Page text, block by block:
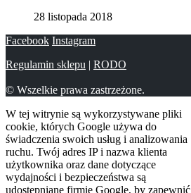
28 listopada 2018
Facebook Instagram
Regulamin sklepu | RODO
© Wszelkie prawa zastrzeżone.
W tej witrynie są wykorzystywane pliki
cookie, których Google używa do
świadczenia swoich usług i analizowania
ruchu. Twój adres IP i nazwa klienta
użytkownika oraz dane dotyczące
wydajności i bezpieczeństwa są
udostępniane firmie Google, by zapewnić